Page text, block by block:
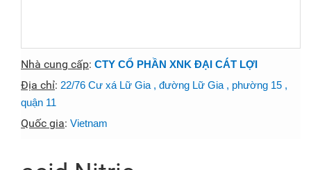
Nhà cung cấp: CTY CỔ PHẦN XNK ĐẠI CÁT LỢI
Địa chỉ: 22/76 Cư xá Lữ Gia , đường Lữ Gia , phường 15 ,
quận 11
Quốc gia: Vietnam